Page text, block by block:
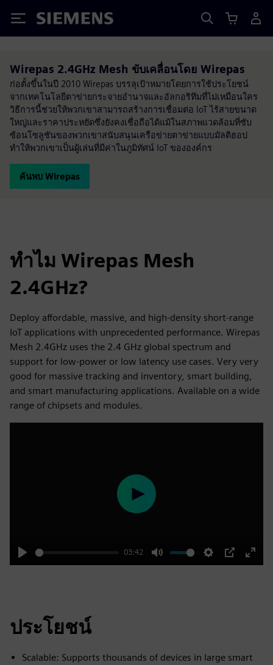
Siemens
Wirepas 2.4GHz Mesh ขับเคลื่อนโดย Wirepas
ก่อตั้งขึ้นในปี 2010 Wirepas บรรลุเป้าหมายโดยการใช้ประโยชน์
จากเทคโนโลยีตาข่ายกระจายอำนาจและอัลกอริทึมที่ไม่เหมือนใคร
วิธีการนี้ช่วยให้พวกเขาสามารถสร้างการเชื่อมต่อ IoT ไร้สายขนาด
ใหญ่และราคาประหยัดซึ่งยังคงเชื่อถือได้แม้ในสภาพแวดล้อมที่ซับ
ซ้อนโซลูชันของพวกเขาสนับสนุนเครือข่ายตาข่ายแบบมัลติฮอป
ทำให้พวกเขาเป็นผู้เล่นที่มีค่าในภูมิทัศน์ IoT ขององค์กร
ค้นพบ Wirepas
ทำไม Wirepas Mesh
2.4GHz?
Deploy affordable, massive, and high-density short-range
IoT applications with unprecedented performance. Wirepas
Mesh 2.4GHz uses the 2.4 GHz global spectrum and
support for low-power or low latency use cases. Very very
good for massive tracking and inventory, smart building,
and smart manufacturing applications. Available on a wide
range of chipsets and modules.
Play
03:42
Mute Settings
PIP
Enter
Play
ประโยชน์
Scalable: Supports thousands of devices in large smart